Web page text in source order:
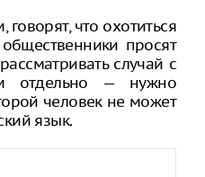
что охотиться
просят
случай с
отдельно — нужно
человек не может
язык.